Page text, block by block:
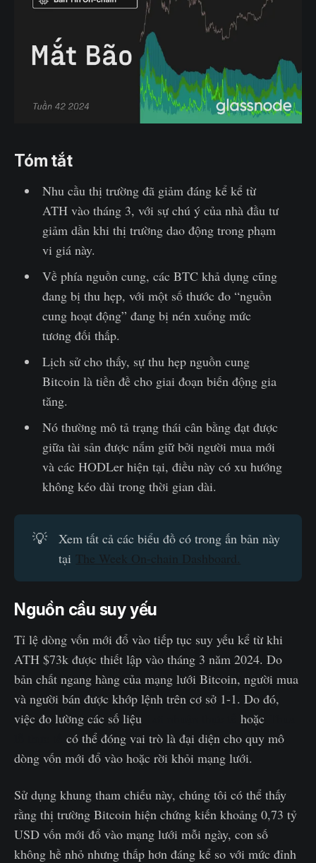
Tóm tắt
Nhu cầu thị trường đã giảm đáng kể kể từ
ATH vào tháng 3, với sự chú ý của nhà đầu tư
giảm dần khi thị trường dao động trong phạm
vi giá này.
Về phía nguồn cung, các BTC khả dụng cũng
đang bị thu hẹp, với một số thước đo “nguồn
cung hoạt động” đang bị nén xuống mức
tương đối thấp.
Lịch sử cho thấy, sự thu hẹp nguồn cung
Bitcoin là tiền đề cho giai đoạn biến động gia
tăng.
Nó thường mô tả trạng thái cân bằng đạt được
giữa tài sản được nắm giữ bởi người mua mới
và các HODLer hiện tại, điều này có xu hướng
không kéo dài trong thời gian dài.
💡
Xem tất cả các biểu đồ có trong ấn bản này
tại The Week On-chain Dashboard.
Nguồn cầu suy yếu
Tỉ lệ dòng vốn mới đổ vào tiếp tục suy yếu kể từ khi
ATH $73k được thiết lập vào tháng 3 năm 2024. Do
bản chất ngang hàng của mạng lưới Bitcoin, người mua
và người bán được khớp lệnh trên cơ sở 1-1. Do đó,
việc đo lường các số liệu
hoặc
có thể đóng vai trò là đại diện cho quy mô
dòng vốn mới đổ vào hoặc rời khỏi mạng lưới.
Sử dụng khung tham chiếu này, chúng tôi có thể thấy
rằng thị trường Bitcoin hiện chứng kiến khoảng 0,73 tỷ
USD vốn mới đổ vào mạng lưới mỗi ngày, con số
không hề nhỏ nhưng thấp hơn đáng kể so với mức đỉnh